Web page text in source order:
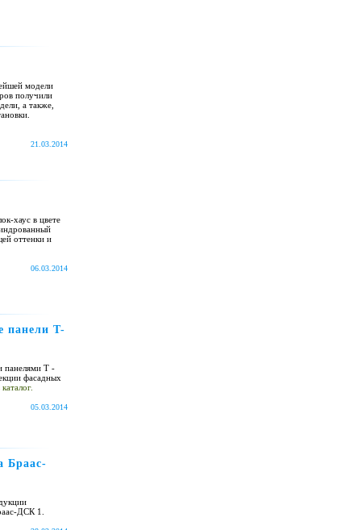
модели
получили
а также,
21.03.2014
хаус в цвете
оттенки и
06.03.2014
панели T-
панелями T -
фасадных
05.03.2014
Браас-
ДСК 1.